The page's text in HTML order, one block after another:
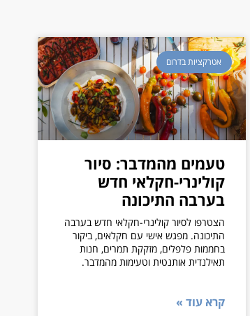
אטרקציות בדרום
טעמים מהמדבר: סיור
קולינרי-חקלאי חדש
בערבה התיכונה
הצטרפו לסיור קולינרי-חקלאי חדש בערבה
התיכונה. מפגש אישי עם חקלאים, ביקור
בחממות פלפלים, מזקקת תמרים, חנות
תאילנדית אותנטית וטעימות מהמדבר.
קרא עוד »